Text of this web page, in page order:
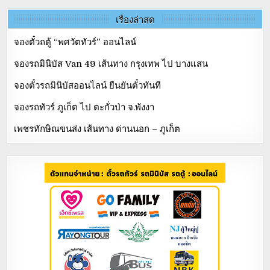
เรื่องล่าสุด
จองตั๋วถตู้ “พศวัตทัวร์” ออนไลน์
จองรถมินิบัส Van 49 เส้นทาง กรุงเทพ ไป บางแสน
จองตั๋วรถมินิบัสออนไลน์ ยืนยันตั๋วทันที
จองรถทัวร์ ภูเก็ต ไป ตะกั่วป่า จ.พังงา
เพชรทักษิณขนส่ง เส้นทาง ด่านนอก – ภูเก็ต